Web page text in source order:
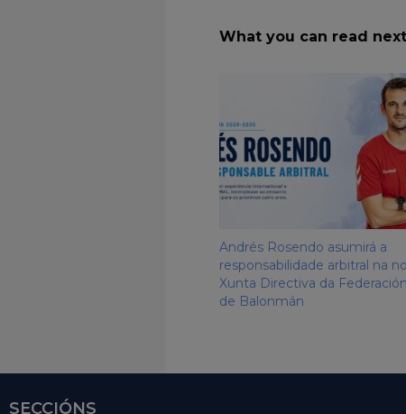
What you can read next
Andrés Rosendo asumirá a
responsabilidade arbitral na
Xunta Directiva da
de Balonmán
SECCIÓNS